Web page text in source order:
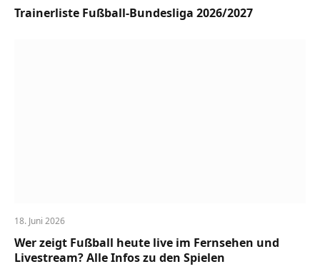
Trainerliste Fußball-Bundesliga 2026/2027
18. Juni 2026
Wer zeigt Fußball heute live im Fernsehen und
Livestream? Alle Infos zu den Spielen